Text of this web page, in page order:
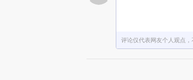
评论仅代表网友个人观点